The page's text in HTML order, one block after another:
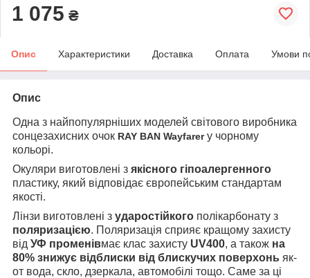
1 075 ₴
Опис Характеристики Доставка Оплата Умови
Опис
Одна з найпопулярніших моделей світового виробника
сонцезахисних очок RAY BAN Wayfarerу чорному
кольорі.
Окуляри виготовлені з якісного гіпоалергенного
пластику, який відповідає європейським стандартам
якості.
Лінзи виготовлені з ударостійкого полікарбонату з
поляризацією. Поляризація сприяє кращому захисту
від УФ променівмає клас захисту UV400, а також на
80% знижує відблиски від блискучих поверхонь як-
от вода, скло, дзеркала, автомобілі тощо. Саме за ці